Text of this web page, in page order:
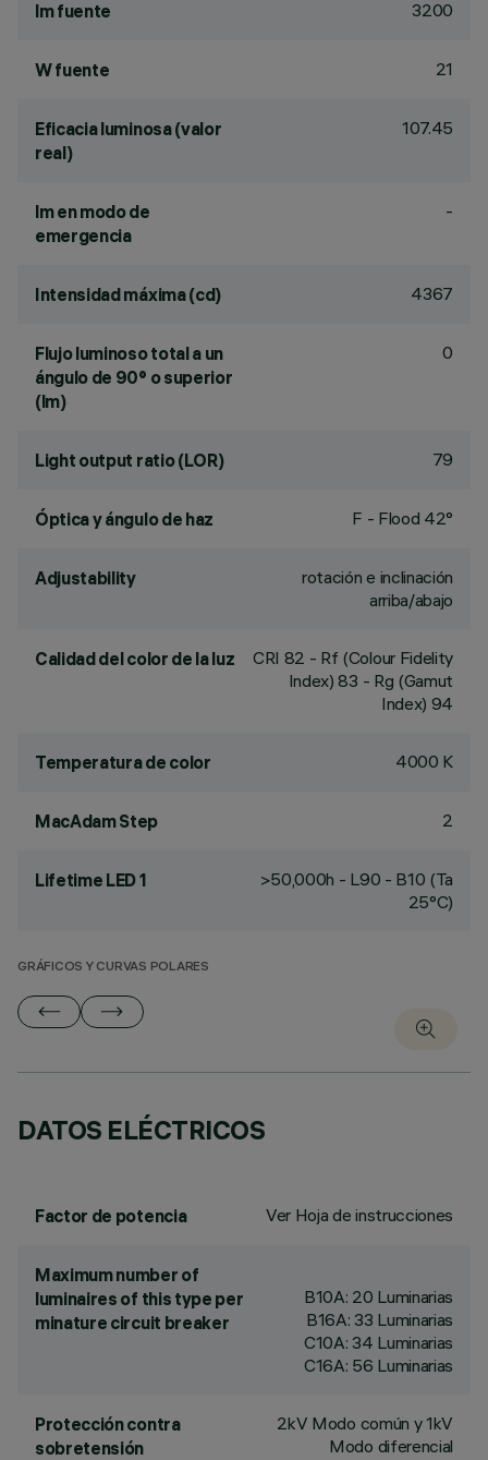
lm fuente 3200
W fuente 21
Eficacia luminosa (valor
real)
107.45
lm en modo de
emergencia
-
Intensidad máxima (cd) 4367
Flujo luminoso total a un
ángulo de 90° o superior
(lm)
0
Light output ratio (LOR) 79
Óptica y ángulo de haz F - Flood 42°
Adjustability
rotación e inclinación
arriba/abajo
Calidad del color de la luz CRI 82 - Rf (Colour Fidelity
Index) 83 - Rg (Gamut
Index) 94
Temperatura de color 4000 K
MacAdam Step 2
Lifetime LED 1
>50,000h - L90 - B10 (Ta
25°C)
GRÁFICOS Y CURVAS POLARES
DATOS ELÉCTRICOS
Factor de potencia Ver Hoja de instrucciones
Maximum number of
luminaires of this type per
minature circuit breaker
B10A: 20 Luminarias
B16A: 33 Luminarias
C10A: 34 Luminarias
C16A: 56 Luminarias
Protección contra
sobretensión
2kV Modo común y 1kV
Modo diferencial